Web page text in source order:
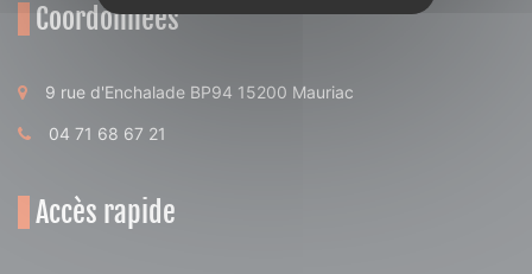
Coordonnées
9 rue d'Enchalade BP94 15200 Mauriac
04 71 68 67 21
Accès rapide